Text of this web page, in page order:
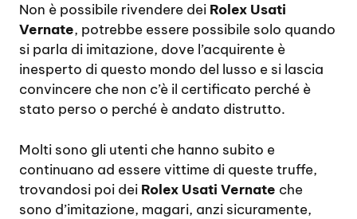
Non è possibile rivendere dei Rolex Usati
Vernate, potrebbe essere possibile solo quando
si parla di imitazione, dove l’acquirente è
inesperto di questo mondo del lusso e si lascia
convincere che non c’è il certificato perché è
stato perso o perché è andato distrutto.
Molti sono gli utenti che hanno subito e
continuano ad essere vittime di queste truffe,
trovandosi poi dei Rolex Usati Vernate che
sono d’imitazione, magari, anzi sicuramente,